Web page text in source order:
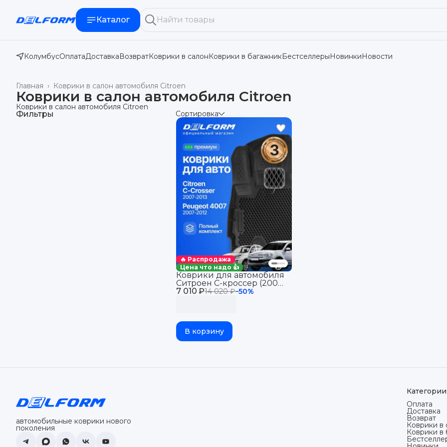
Каталог
КолумбусОплатаДоставкаВозвратКоврики в салонКоврики в багажникБестселлерыНовинкиНовости
Коврики в салон автомобиля Citroen
Главная ›
Коврики в салон автомобиля Citroen
Коврики в салон автомобиля Citroen
Фильтры Сортировка
🔥 Распродажа
Цена что надо 👍
7 010 ₽14 020 ₽−50%
Коврики для автомобиля
Ситроен С-кроссер (2007-
13), Пежо 4007 (2007-12) в
В корзину
автомобильные коврики нового
поколения
Категории
Оплата
Доставка
Возврат
Коврики в
Коврики в